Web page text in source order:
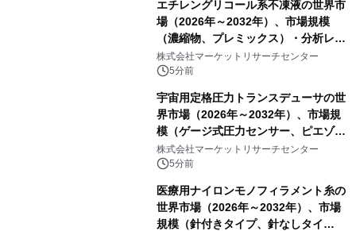
エチレングリコール系不凍液の世界市
場（2026年～2032年）、市場規模
（濃縮物、プレミックス）・分析レポ
ートを発表
株式会社マーケットリサーチセンター
5分前
宇宙用定格圧力トランスデューサの世
界市場（2026年～2032年）、市場規
模（ゲージ式圧力センサー、ピエゾ抵
抗式圧力センサー、航空宇宙用差圧ト
ランスデューサ、その他）・分析レポ
株式会社マーケットリサーチセンター
5分前
医療用ナイロンモノフィラメント糸の
世界市場（2026年～2032年）、市場
規模（針付きタイプ、針なしタイ